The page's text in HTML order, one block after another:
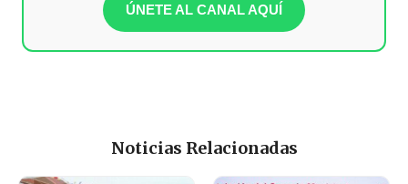
ÚNETE AL CANAL AQUÍ
Noticias Relacionadas